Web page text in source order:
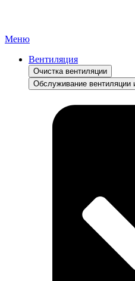
Меню
Вентиляция
Очистка вентиляции
Обслуживание вентиляции